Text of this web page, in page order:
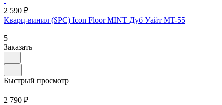
2 590 ₽
Кварц-винил (SPC) Icon Floor MINT Дуб Уайт MT-55
5
Заказать
Быстрый просмотр
2 790 ₽